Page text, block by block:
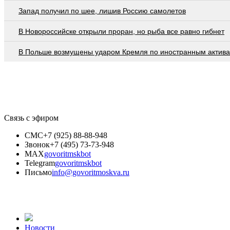
Запад получил по шее, лишив Россию самолетов
В Новороссийске открыли проран, но рыба все равно гибнет
В Польше возмущены ударом Кремля по иностранным
Связь с эфиром
СМС+7 (925) 88-88-948
Звонок+7 (495) 73-73-948
MAXgovoritmskbot
Telegramgovoritmskbot
Письмоinfo@govoritmoskva.ru
Новости